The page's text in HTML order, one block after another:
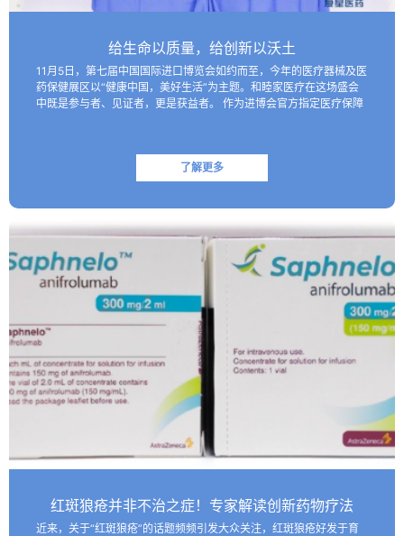
给生命以质量，给创新以沃土
11月5日，第七届中国国际进口博览会如约而至，今年的医疗器械及医
药保健展区以“健康中国，美好生活”为主题。和睦家医疗在这场盛会
中既是参与者、见证者，更是获益者。 作为进博会官方指定医疗保障
了解更多
红斑狼疮并非不治之症！专家解读创新药物疗法
近来，关于“红斑狼疮”的话题频频引发大众关注，红斑狼疮好发于育